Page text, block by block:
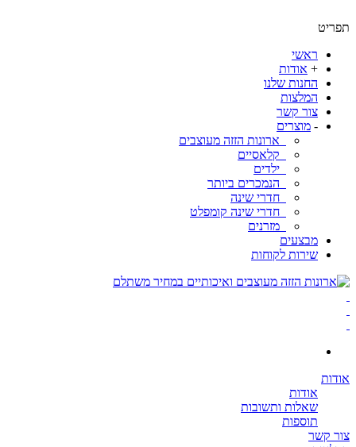
ראשי
אודות
החנות שלנו
המלצות
צור קשר
מוצרים
ארונות הזזה מעוצבים
קלאסיים
ילדים
הנמכרים ביותר
חדרי שינה
חדרי שינה קומפלט
מזרנים
מבצעים
שירות לקוחות
אודות
שאלות ותשובות
תוספות
קשר